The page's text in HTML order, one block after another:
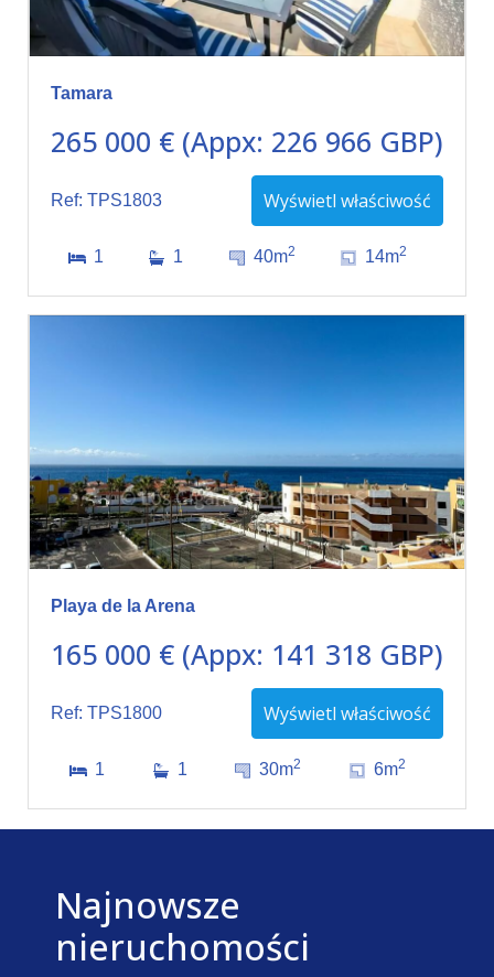
Tamara
265 000 € (Appx: 226 966 GBP)
Ref: TPS1803 Wyświetl właściwość
1 1 40m2 14m2
Playa de la Arena
165 000 € (Appx: 141 318 GBP)
Ref: TPS1800 Wyświetl właściwość
1 1 30m2 6m2
Najnowsze
nieruchomości